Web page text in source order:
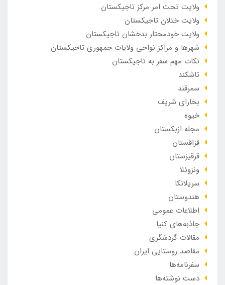
ولایت تحت امر مرکز تاجیکستان
ولایت ختلان تاجیکستان
ولایت خودمختار بدخشان تاجیکستان
شهرها و مراکز نواحی ولایات جمهوری تاجیکستان
نکات مهم سفر به تاجیکستان
تاشکند
سمرقند
بخارای شریف
خیوه
مجله ازبکستان
قزاقستان
قرقیزستان
ونزوئلا
سریلانکا
هندوستان
اطلاعات عمومی
جاذبه‌های کنیا
مقالات گردشگری
مقاصد روستایی ایران
سفرنامه‌ها
دست نوشته‌ها